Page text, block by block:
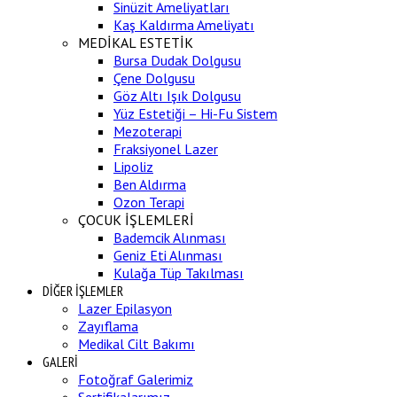
Sinüzit Ameliyatları
Kaş Kaldırma Ameliyatı
MEDİKAL ESTETİK
Bursa Dudak Dolgusu
Çene Dolgusu
Göz Altı Işık Dolgusu
Yüz Estetiği – Hi-Fu Sistem
Mezoterapi
Fraksiyonel Lazer
Lipoliz
Ben Aldırma
Ozon Terapi
ÇOCUK İŞLEMLERİ
Bademcik Alınması
Geniz Eti Alınması
Kulağa Tüp Takılması
DİĞER İŞLEMLER
Lazer Epilasyon
Zayıflama
Medikal Cilt Bakımı
GALERİ
Fotoğraf Galerimiz